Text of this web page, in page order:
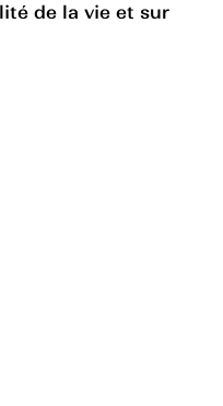
de la vie et sur